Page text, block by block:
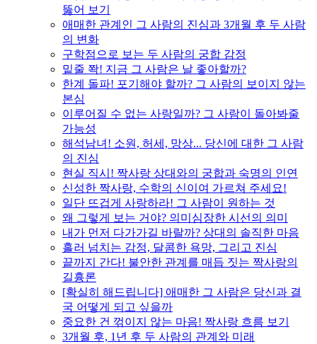
뚫어 보기
애매한 관계인 그 사람의 진심과 3개월 후 두 사람
의 변화
구학점으로 보는 두 사람의 궁합 감정
밑줄 쫙! 지금 그 사람은 날 좋아할까?
한계 돌파! 포기해야 할까? 그 사람의 보이지 않는
본심
이루어질 수 없는 사랑일까? 그 사람이 돌아봐줄
가능성
해석남녀! 소원, 허세, 망상... 당신에 대한 그 사람
의 진심
현실 직시! 짝사랑 상대와의 궁합과 숙명의 인연
신성한 짝사랑, 수학의 신이여 가르쳐 주세요!
일단 뜨겁게 사랑하라! 그 사람이 원하는 것
왜 그렇게 보는 거야? 의미심장한 시선의 의미
내가 먼저 다가가길 바랄까? 상대의 솔직한 마음
흘러 넘치는 감정, 달콤한 욕망, 그리고 진심
끝까지 간다! 불안한 관계를 매듭 짓는 짝사랑의
길흉론
[확실히 해드립니다] 애매한 그 사람은 당신과 결
국 어떻게 되고 싶을까
중요한 건 꺾이지 않는 마음! 짝사랑 흐름 보기
3개월 후, 1년 후 두 사람의 관계와 미래